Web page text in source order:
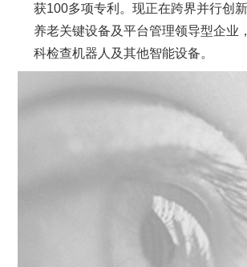
获100多项专利。现正在跨界并行创
养老关键设备及平台管理领导型企业
科检查机器人及其他智能设备。